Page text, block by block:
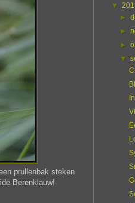
prullenbak steken
Berenklauw!
▼
►
►
►
▼